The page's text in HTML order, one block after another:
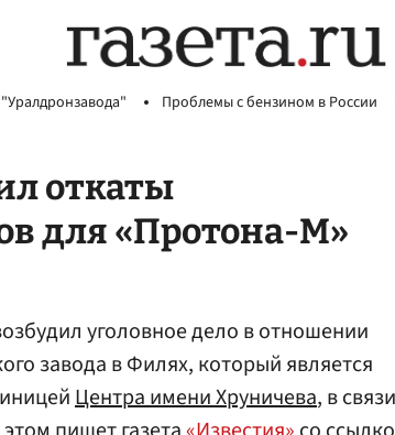
Проблемы с бензином в России
откаты
для «Протона-М»
уголовное дело в отношении
завода в Филях, который является
Центра имени Хруничева, в связи